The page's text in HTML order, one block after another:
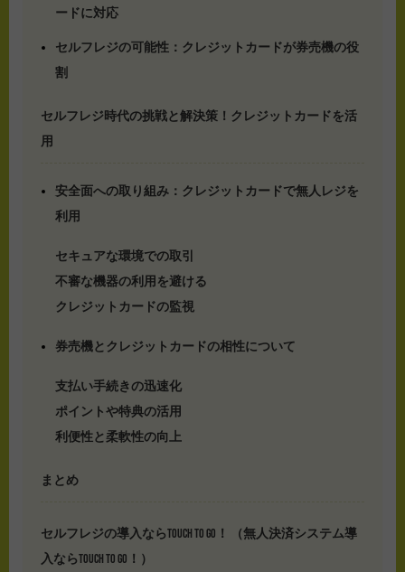
ードに対応
セルフレジの可能性：クレジットカードが券売機の役
割
セルフレジ時代の挑戦と解決策！クレジットカードを活
用
安全面への取り組み：クレジットカードで無人レジを
利用
セキュアな環境での取引
不審な機器の利用を避ける
クレジットカードの監視
券売機とクレジットカードの相性について
支払い手続きの迅速化
ポイントや特典の活用
利便性と柔軟性の向上
まとめ
セルフレジの導入ならTOUCH TO GO！ （無人決済システム導
入ならTOUCH TO GO！）